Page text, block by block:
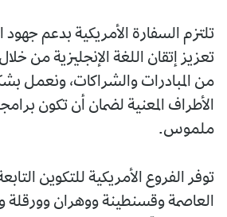
تلتزم السفارة الأمريكية بدعم جهود
تعزيز إتقان اللغة الإنجليزية من
من المبادرات والشراكات، ونعمل
الأطراف المعنية لضمان أن تكون
ملموس.
توفر الفروع الأمريكية للتكوين
العاصمة وقسنطينة ووهران وورقلة